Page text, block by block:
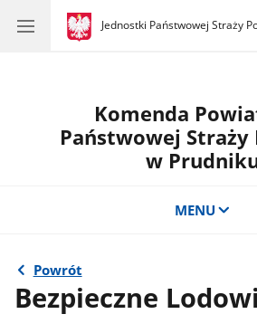
gov.pl
Jednostki Państwowej Straży
gov.pl
Jednostki
Komenda
Państwowej Straży
w
MENU
Powrót
Bezpieczne